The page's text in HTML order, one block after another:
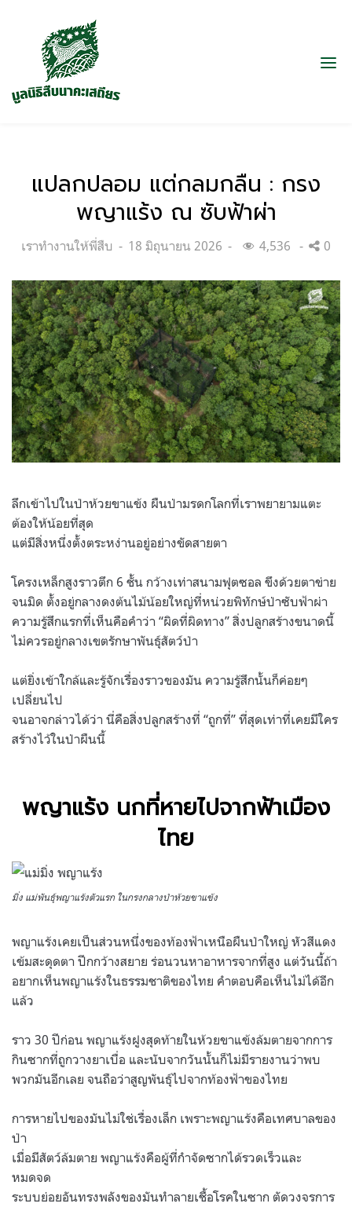
แปลกปลอม แต่กลมกลืน : กรง
พญาแร้ง ณ ซับฟ้าผ่า
Categories:
เราทำงานให้พี่สืบ
Posted
18 มิถุนายน 2026 4,536 0
ลึกเข้าไปในป่าห้วยขาแข้ง ผืนป่ามรดกโลกที่เราพยายามแตะ
ต้องให้น้อยที่สุด
แต่มีสิ่งหนึ่งตั้งตระหง่านอยู่อย่างขัดสายตา
โครงเหล็กสูงราวตึก 6 ชั้น กว้างเท่าสนามฟุตซอล ขึงด้วยตาข่าย
จนมิด ตั้งอยู่กลางดงต้นไม้น้อยใหญ่ที่หน่วยพิทักษ์ป่าซับฟ้าผ่า
ความรู้สึกแรกที่เห็นคือคำว่า “ผิดที่ผิดทาง” สิ่งปลูกสร้างขนาดนี้
ไม่ควรอยู่กลางเขตรักษาพันธุ์สัตว์ป่า
แต่ยิ่งเข้าใกล้และรู้จักเรื่องราวของมัน ความรู้สึกนั้นก็ค่อยๆ
เปลี่ยนไป
จนอาจกล่าวได้ว่า นี่คือสิ่งปลูกสร้างที่ “ถูกที่” ที่สุดเท่าที่เคยมีใคร
สร้างไว้ในป่าผืนนี้
พญาแร้ง นกที่หายไปจากฟ้าเมือง
ไทย
มิ่ง แม่พันธุ์พญาแร้งตัวแรก ในกรงกลางป่าห้วยขาแข้ง
พญาแร้งเคยเป็นส่วนหนึ่งของท้องฟ้าเหนือผืนป่าใหญ่ หัวสีแดง
เข้มสะดุดตา ปีกกว้างสยาย ร่อนวนหาอาหารจากที่สูง แต่วันนี้ถ้า
อยากเห็นพญาแร้งในธรรมชาติของไทย คำตอบคือเห็นไม่ได้อีก
แล้ว
ราว 30 ปีก่อน พญาแร้งฝูงสุดท้ายในห้วยขาแข้งล้มตายจากการ
กินซากที่ถูกวางยาเบื่อ และนับจากวันนั้นก็ไม่มีรายงานว่าพบ
พวกมันอีกเลย จนถือว่าสูญพันธุ์ไปจากท้องฟ้าของไทย
การหายไปของมันไม่ใช่เรื่องเล็ก เพราะพญาแร้งคือเทศบาลของ
ป่า
เมื่อมีสัตว์ล้มตาย พญาแร้งคือผู้ที่กำจัดซากได้รวดเร็วและ
หมดจด
ระบบย่อยอันทรงพลังของมันทำลายเชื้อโรคในซาก ตัดวงจรการ